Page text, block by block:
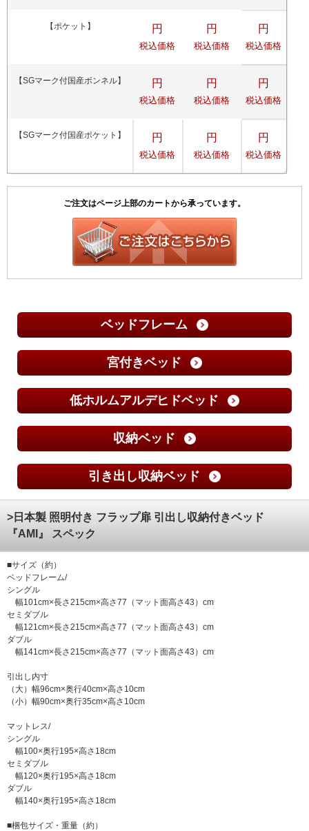
【ポケット】 円
税込価格
円
税込価格
円
税込価格
【SGマーク付国産ボンネル】 円
税込価格
円
税込価格
円
税込価格
【SGマーク付国産ポケット】 円
税込価格
円
税込価格
円
税込価格
ベッドフレーム
宮付きベッド
低ホルムアルデヒドベッド
収納ベッド
引き出し収納ベッド
>日本製 照明付き フラップ扉 引出し収納付きベッド
『AMI』 スペック
■サイズ（約）
ベッドフレーム/
シングル
幅101cm×長さ215cm×高さ77（マット面高さ43）cm
セミダブル
幅121cm×長さ215cm×高さ77（マット面高さ43）cm
ダブル
幅141cm×長さ215cm×高さ77（マット面高さ43）cm
引出し内寸
（大）幅96cm×奥行40cm×高さ10cm
（小）幅90cm×奥行35cm×高さ10cm
マットレス/
シングル
幅100×奥行195×高さ18cm
セミダブル
幅120×奥行195×高さ18cm
ダブル
幅140×奥行195×高さ18cm
■梱包サイズ・重量（約）